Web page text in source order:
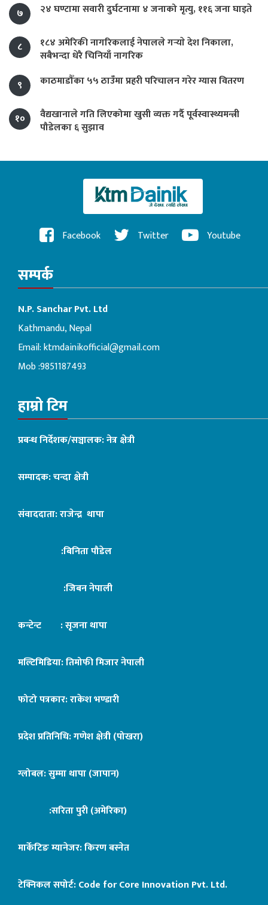
७
२४ घण्टामा सवारी दुर्घटनामा ४ जनाको मृत्यु, ११६ जना घाइते
८
१८४ अमेरिकी नागरिकलाई नेपालले गर्‍याे देश निकाला,
सबैभन्दा धेरै चिनियाँ नागरिक
९
काठमाडौँका ५५ ठाउँमा प्रहरी परिचालन गरेर ग्यास वितरण
१०
वैद्यखानाले गति लिएकोमा खुसी व्यक्त गर्दै पूर्वस्वास्थ्यमन्त्री
पौडेलका ६ सुझाव
Facebook Twitter Youtube
सम्पर्क
N.P. Sanchar Pvt. Ltd
Kathmandu, Nepal
Email:ktmdainikofficial@gmail.com
Mob :9851187493
हाम्रो टिम
प्रबन्ध निर्देशक/सञ्चालक: नेत्र क्षेत्री
सम्पादक: चन्दा क्षेत्री
संवाददाता: राजेन्द्र थापा
:बिनिता पौडेल
:जिबन नेपाली
कन्टेन्ट : सृजना थापा
मल्टिमिडिया: तिमोफी मिजार नेपाली
फोटो पत्रकार: राकेश भण्डारी
प्रदेश प्रतिनिधि: गणेश क्षेत्री (पोखरा)
ग्लोबल: सुम्मा थापा (जापान)
:सरिता पुरी (अमेरिका)
मार्केटिङ म्यानेजर: किरण बस्नेत
टेक्निकल सपोर्ट:Code for Core Innovation Pvt. Ltd.